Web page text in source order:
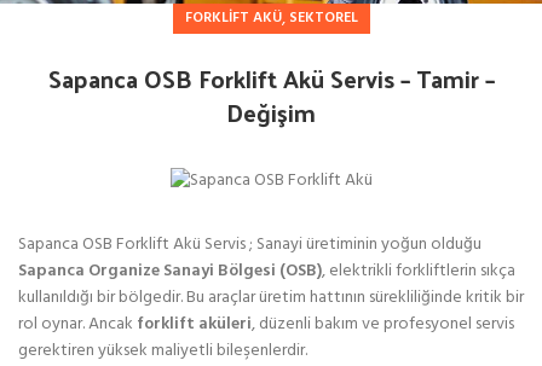
FORKLIFT AKÜ, SEKTOREL
Sapanca OSB Forklift Akü Servis – Tamir –
Değişim
Sapanca OSB Forklift Akü Servis ; Sanayi üretiminin yoğun olduğu
Sapanca Organize Sanayi Bölgesi (OSB), elektrikli forkliftlerin sıkça
kullanıldığı bir bölgedir. Bu araçlar üretim hattının sürekliliğinde kritik bir
rol oynar. Ancak forklift aküleri, düzenli bakım ve profesyonel servis
gerektiren yüksek maliyetli bileşenlerdir.